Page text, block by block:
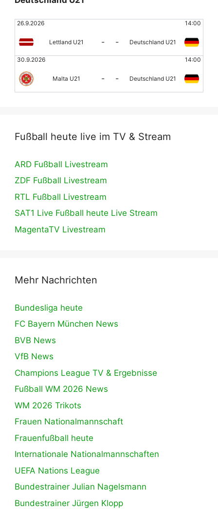
26.9.2026 14:00
Lettland U21 - - Deutschland U21
30.9.2026 14:00
Malta U21 - - Deutschland U21
Fußball heute live im TV & Stream
ARD Fußball Livestream
ZDF Fußball Livestream
RTL Fußball Livestream
SAT1 Live Fußball heute Live Stream
MagentaTV Livestream
Mehr Nachrichten
Bundesliga heute
FC Bayern München News
BVB News
VfB News
Champions League TV & Ergebnisse
Fußball WM 2026 News
WM 2026 Trikots
Frauen Nationalmannschaft
Frauenfußball heute
Internationale Nationalmannschaften
UEFA Nations League
Bundestrainer Julian Nagelsmann
Bundestrainer Jürgen Klopp